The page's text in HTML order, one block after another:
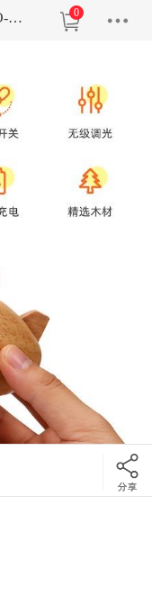
好棒多巴胺缤纷飞机小夜灯NO-HB075 0